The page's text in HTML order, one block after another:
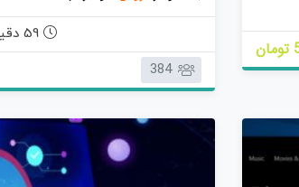
م
ز
ر
ا
ی
59 دقیقه
384